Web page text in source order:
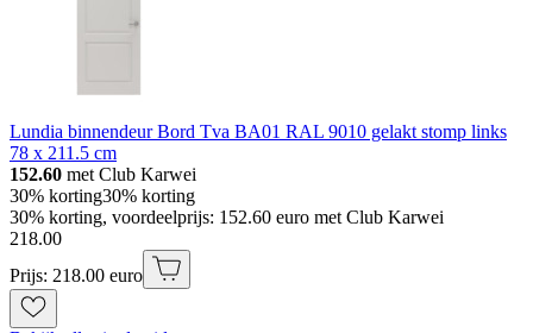
Lundia binnendeur Bord Tva BA01 RAL 9010 gelakt stomp links
78 x 211.5 cm
152.60 met Club Karwei
30% korting30% korting
30% korting, voordeelprijs: 152.60 euro met Club Karwei
218.00
Prijs: 218.00 euro